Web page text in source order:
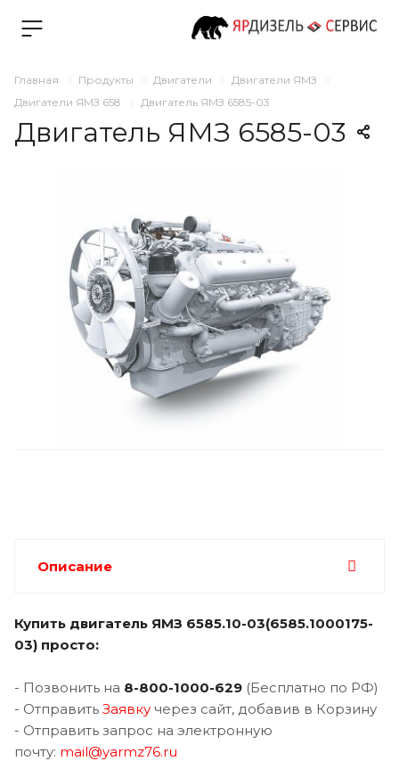
Главная Продукты Двигатели
Двигатели ЯМЗ
Двигатели ЯМЗ 658
Двигатель ЯМЗ 6585-03
Двигатель ЯМЗ 6585-03
Описание
Купить двигатель ЯМЗ 6585.10-03(6585.1000175-
03) просто:
- Позвонить на 8-800-1000-629 (Бесплатно по РФ)
- Отправить Заявку через сайт, добавив в Корзину
- Отправить запрос на электронную
почту: mail@yarmz76.ru